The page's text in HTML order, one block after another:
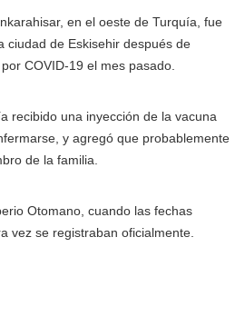
en el oeste de Turquía, fue
ciudad de Eskisehir después de
COVID-19 el mes pasado.
recibido una inyección de la vacuna
y agregó que probablemente
de la familia.
Otomano, cuando las fechas
vez se registraban oficialmente.